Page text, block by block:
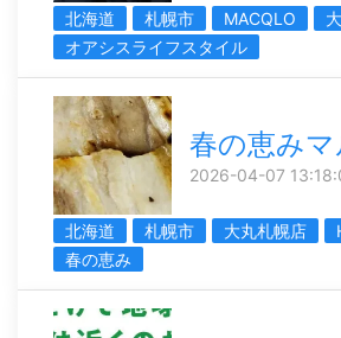
北海道 札幌市 MACQLO
オアシスライフスタイル
春の恵みマ
2026-04-07
北海道 札幌市 大丸札幌店
春の恵み